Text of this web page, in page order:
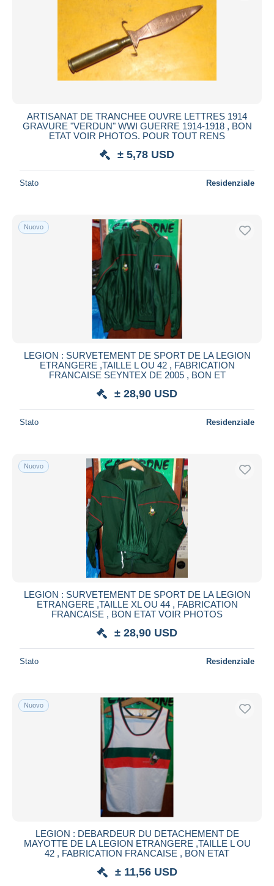
ARTISANAT DE TRANCHEE OUVRE LETTRES 1914
GRAVURE "VERDUN" WWI GUERRE 1914-1918 , BON
ETAT VOIR PHOTOS. POUR TOUT RENS
± 5,78 USD
Stato Residenziale
Nuovo
LEGION : SURVETEMENT DE SPORT DE LA LEGION
ETRANGERE ,TAILLE L OU 42 , FABRICATION
FRANCAISE SEYNTEX DE 2005 , BON ET
± 28,90 USD
Stato Residenziale
Nuovo
LEGION : SURVETEMENT DE SPORT DE LA LEGION
ETRANGERE ,TAILLE XL OU 44 , FABRICATION
FRANCAISE , BON ETAT VOIR PHOTOS
± 28,90 USD
Stato Residenziale
Nuovo
LEGION : DEBARDEUR DU DETACHEMENT DE
MAYOTTE DE LA LEGION ETRANGERE ,TAILLE L OU
42 , FABRICATION FRANCAISE , BON ETAT
± 11,56 USD